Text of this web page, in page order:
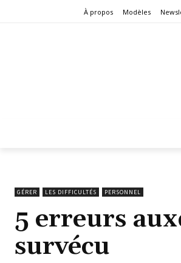
À propos Modèles
GÉRER LES DIFFICULTÉS PERSONNEL
5 erreurs
survécu